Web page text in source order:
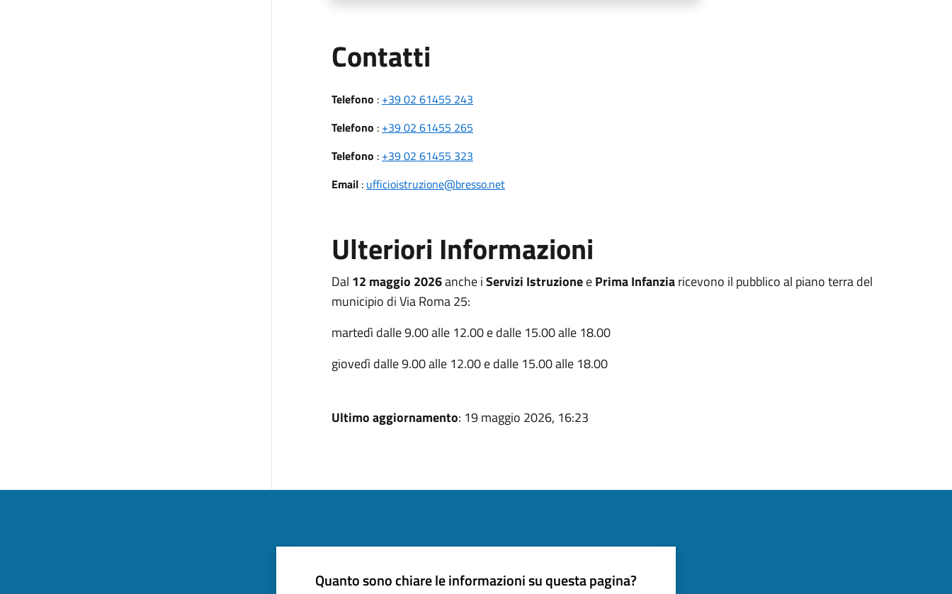
Contatti
Telefono : +39 02 61455 243
Telefono : +39 02 61455 265
Telefono : +39 02 61455 323
Email: ufficioistruzione@bresso.net
Ulteriori Informazioni
Dal 12 maggio 2026anche iServizi IstruzioneePrima Infanziaricevono il pubblico al piano terra del
municipio di Via Roma 25:
martedì dalle 9.00 alle 12.00 e dalle 15.00 alle 18.00
giovedì dalle 9.00 alle 12.00 e dalle 15.00 alle 18.00
Ultimo aggiornamento: 19 maggio 2026, 16:23
Quanto sono chiare le informazioni su questa pagina?